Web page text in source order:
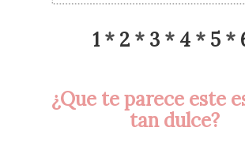
1 * 2 * 3 * 4 * 5 *
¿Que te parece este
tan dulce?